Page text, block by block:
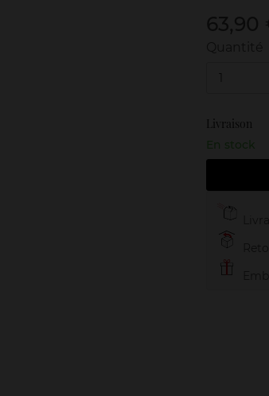
1
Livraison
En stock